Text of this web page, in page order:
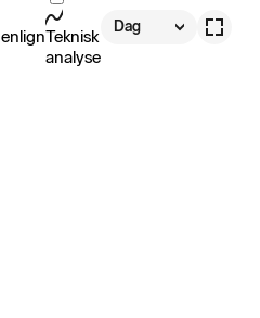
Teknisk
analyse
Dag